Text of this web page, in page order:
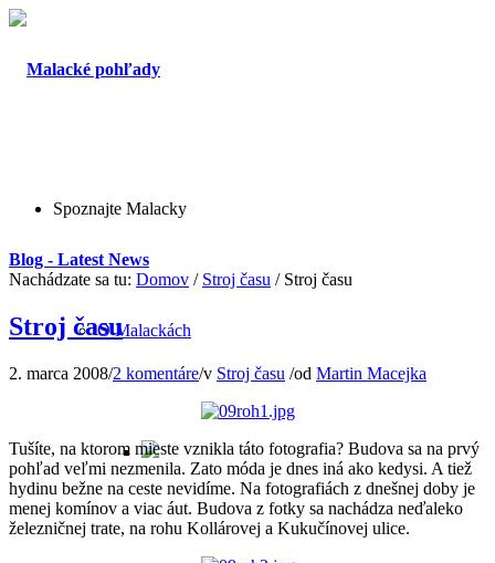
Spoznajte Malacky
O Malackách
Blog - Latest News
Nachádzate sa tu: Domov / Stroj času / Stroj času
Stroj času
2. marca 2008/2 komentáre/v Stroj času /od Martin Macejka
Tušíte, na ktorom mieste vznikla táto fotografia? Budova sa na prvý
pohľad veľmi nezmenila. Zato móda je dnes iná ako kedysi. A tiež
hydinu bežne na ceste nevidíme. Na fotografiách z dnešnej doby je
menej komínov a viac áut. Budova z fotky sa nachádza neďaleko
železničnej trate, na rohu Kollárovej a Kukučínovej ulice.